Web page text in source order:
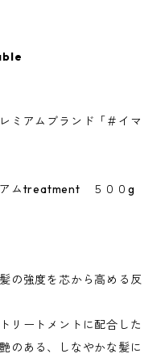
ミアムブランド「＃イマ
アムtreatment ５００g
の強度を芯から高める反
リートメントに配合した
のある、しなやかな髪に